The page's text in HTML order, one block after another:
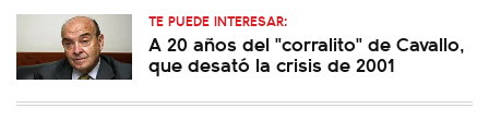
TE PUEDE INTERESAR:
A 20 años del "corralito" de Cavallo,
que desató la crisis de 2001